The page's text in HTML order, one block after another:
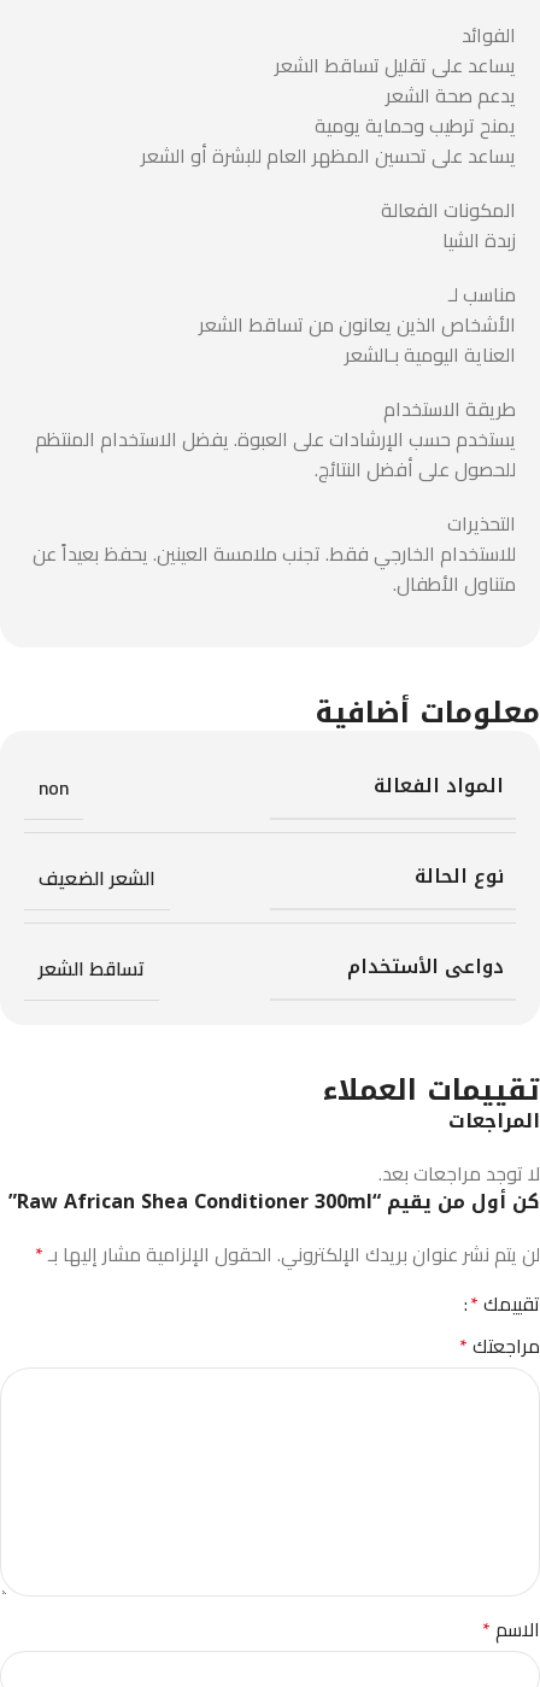
الفوائد
يساعد على تقليل تساقط الشعر
يدعم صحة الشعر
يمنح ترطيب وحماية يومية
يساعد على تحسين المظهر العام للبشرة أو الشعر
المكونات الفعالة
زبدة الشيا
مناسب لـ
الأشخاص الذين يعانون من تساقط الشعر
العناية اليومية بـالشعر
طريقة الاستخدام
يستخدم حسب الإرشادات على العبوة. يفضل الاستخدام المنتظم
للحصول على أفضل النتائج.
التحذيرات
للاستخدام الخارجي فقط. تجنب ملامسة العينين. يحفظ بعيداً عن
متناول الأطفال.
معلومات أضافية
المواد الفعالة non
نوع الحالة الشعر الضعيف
دواعى الأستخدام تساقط الشعر
تقييمات العملاء
المراجعات
لا توجد مراجعات بعد.
كن أول من يقيم “Raw African Shea Conditioner 300ml”
لن يتم نشر عنوان بريدك الإلكتروني. الحقول الإلزامية مشار إليها بـ*
تقييمك*
مراجعتك*
الاسم*